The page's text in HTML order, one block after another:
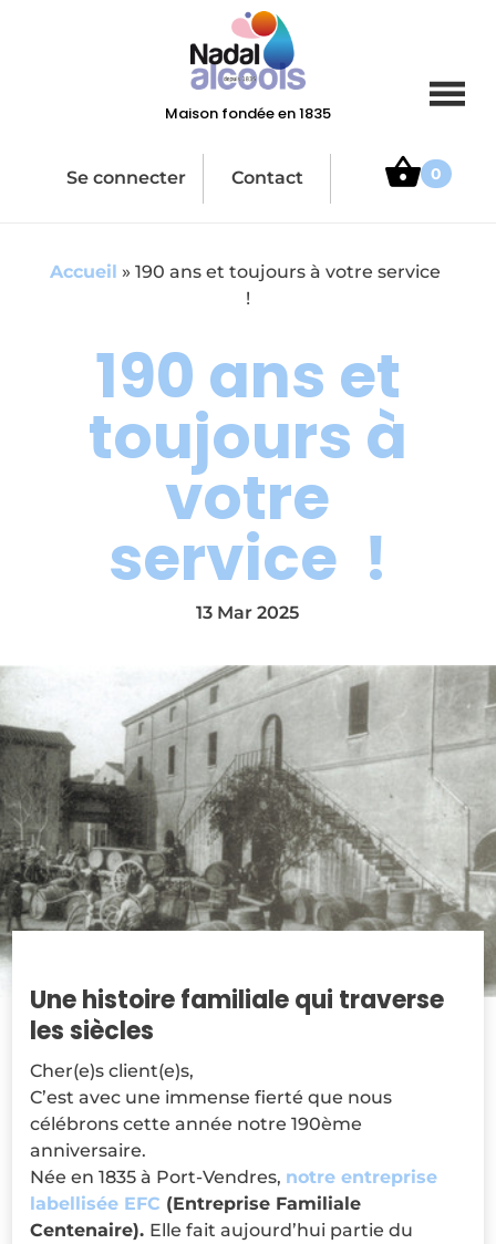
Maison fondée en 1835
Se connecter Contact 0
Accueil »190 ans et toujours à votre service
!
190 ans et
toujours à
votre
service !
13 Mar 2025
Une histoire familiale qui traverse
les siècles
Cher(e)s client(e)s,
C’est avec une immense fierté que nous
célébrons cette année notre 190ème
anniversaire.
Née en 1835 à Port-Vendres, notre entreprise
labellisée EFC (Entreprise Familiale
Centenaire). Elle fait aujourd’hui partie du